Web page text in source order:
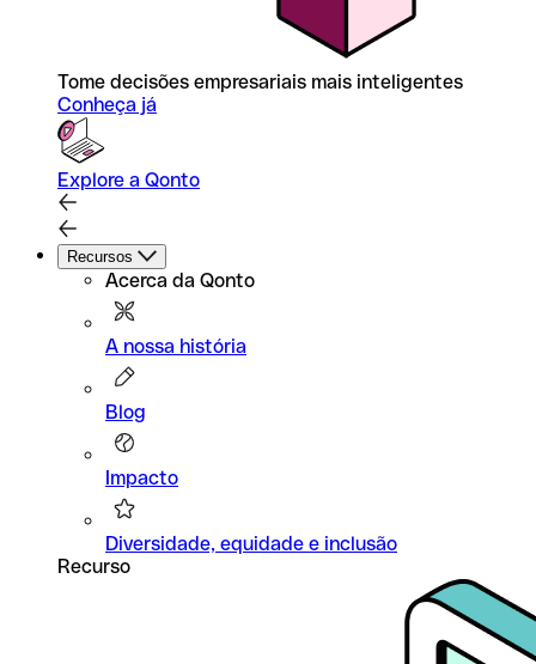
Tome decisões empresariais mais inteligentes
Conheça já
Explore a Qonto
Recursos
Acerca da Qonto
A nossa história
Blog
Impacto
Diversidade, equidade e inclusão
Recurso